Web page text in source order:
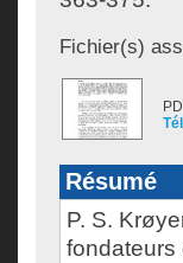
Fichier(s)
Résumé
P. S.
fondateurs